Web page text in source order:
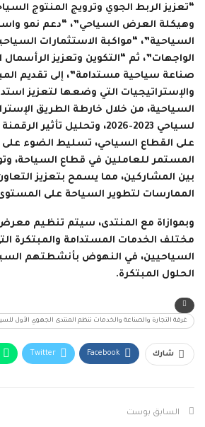
“تعزيز الربط الجوي وترويج المنتوج
وهيكلة العرض السياحي”، “دعم نمو
السياحية”، “مواكبة الاستثمارات
الواجهات”، ثم “التكوين وتعزيز
صناعة سياحية مستدامة”، إلى تقديم
والإستراتيجيات التي وضعها لتعزيز
السياحية، من خلال خارطة الطريق
لسياحي 2023-2026، وتحليل تأثير
على القطاع السياحي، تسليط الضوء على
المستمر للعاملين في قطاع السياحة،
بين المشاركين، مما يسمح بتعزيز
الممارسات لتطوير السياحة على
وبموازاة مع المنتدى، سيتم تنظيم
مختلف الخدمات المستدامة والمبتكرة
السياحيين، في النهوض بأنشطتهم
الحلول المبتكرة.
غرفة التجارة والصناعة والخدمات تنظم المنتدى الجهوي الأول
شارك Facebook
Twitter
السابق بوست